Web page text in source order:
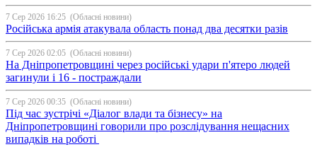
7 Сер 2026 16:25 (Обласні новини)
Російська армія атакувала область понад два десятки разів
7 Сер 2026 02:05 (Обласні новини)
На Дніпропетровщині через російські удари п'ятеро людей
загинули і 16 - постраждали
7 Сер 2026 00:35 (Обласні новини)
Під час зустрічі «Діалог влади та бізнесу» на
Дніпропетровщині говорили про розслідування нещасних
випадків на роботі